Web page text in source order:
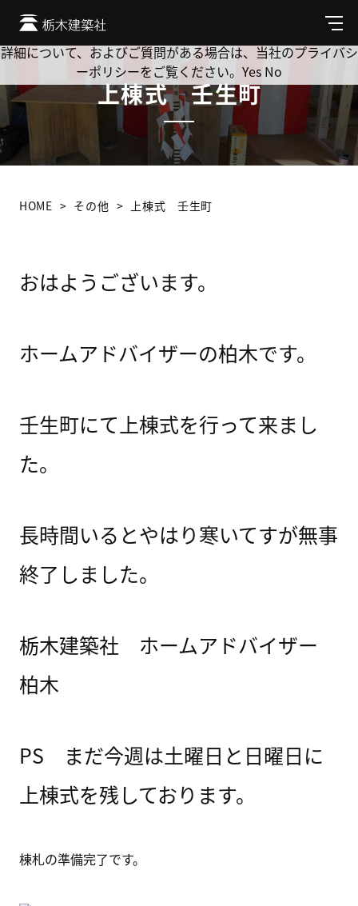
メ
ニ
ュ
上棟式 壬生町
HOME その他 上棟式 壬生町
おはようございます。
ホームアドバイザーの柏木です。
壬生町にて上棟式を行って来まし
た。
長時間いるとやはり寒いてすが無事
終了しました。
栃木建築社 ホームアドバイザー
柏木
PS まだ今週は土曜日と日曜日に
上棟式を残しております。
棟札の準備完了です。
Cookie を使用して、お客様の活動を追跡してもよろしいです
か? 当社ではお客様のプライバシーを極めて重視しています。
詳細について、およびご質問がある場合は、当社のプライバシ
ーポリシーをご覧ください。 Yes No